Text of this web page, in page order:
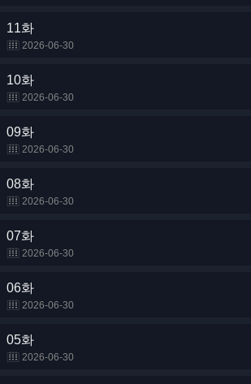
11화
2026-06-30
10화
2026-06-30
09화
2026-06-30
08화
2026-06-30
07화
2026-06-30
06화
2026-06-30
05화
2026-06-30